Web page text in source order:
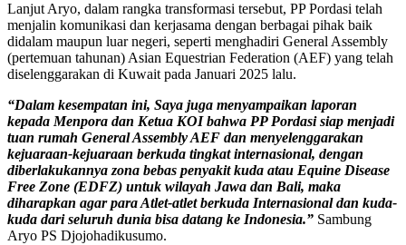
Lanjut Aryo, dalam rangka transformasi tersebut, PP Pordasi telah
menjalin komunikasi dan kerjasama dengan berbagai pihak baik
didalam maupun luar negeri, seperti menghadiri General Assembly
(pertemuan tahunan) Asian Equestrian Federation (AEF) yang telah
diselenggarakan di Kuwait pada Januari 2025 lalu.
“Dalam kesempatan ini, Saya juga menyampaikan laporan
kepada Menpora dan Ketua KOI bahwa PP Pordasi siap menjadi
tuan rumah General Assembly AEF dan menyelenggarakan
kejuaraan-kejuaraan berkuda tingkat internasional, dengan
diberlakukannya zona bebas penyakit kuda atau Equine Disease
Free Zone (EDFZ) untuk wilayah Jawa dan Bali, maka
diharapkan agar para Atlet-atlet berkuda Internasional dan kuda-
kuda dari seluruh dunia bisa datang ke Indonesia.” Sambung
Aryo PS Djojohadikusumo.